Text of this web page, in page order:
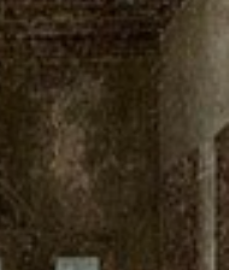
jours